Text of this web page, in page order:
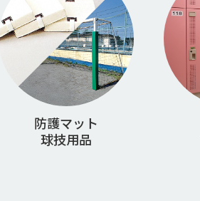
防護マット
球技用品